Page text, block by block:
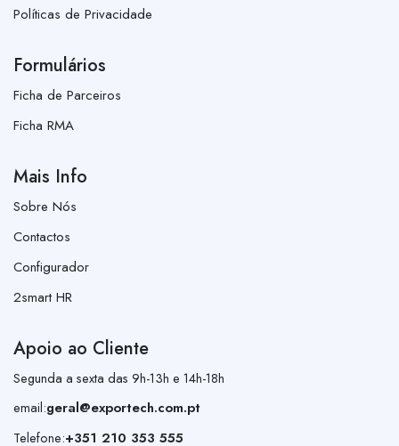
Políticas de Privacidade
Formulários
Ficha de Parceiros
Ficha RMA
Mais Info
Sobre Nós
Contactos
Configurador
2smart HR
Apoio ao Cliente
Segunda a sexta das 9h-13h e 14h-18h
email:geral@exportech.com.pt
Telefone:+351 210 353 555